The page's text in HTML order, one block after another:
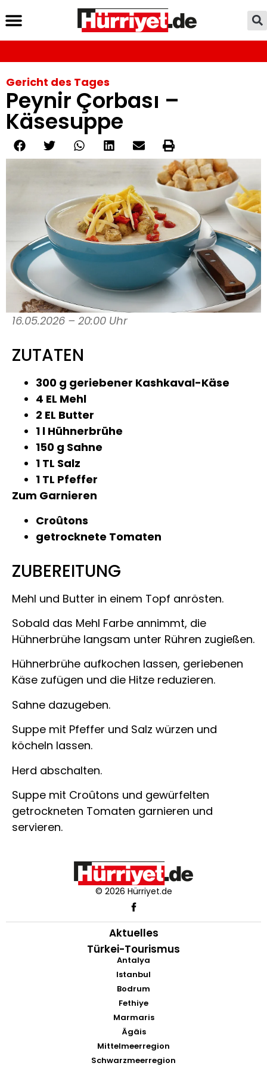
Gericht des Tages
Peynir Çorbası –
Käsesuppe
16.05.2026 – 20:00 Uhr
ZUTATEN
300 g geriebener Kashkaval-Käse
4 EL Mehl
2 EL Butter
1 l Hühnerbrühe
150 g Sahne
1 TL Salz
1 TL Pfeffer
Zum Garnieren
Croûtons
getrocknete Tomaten
ZUBEREITUNG
Mehl und Butter in einem Topf anrösten.
Sobald das Mehl Farbe annimmt, die
Hühnerbrühe langsam unter Rühren zugießen.
Hühnerbrühe aufkochen lassen, geriebenen
Käse zufügen und die Hitze reduzieren.
Sahne dazugeben.
Suppe mit Pfeffer und Salz würzen und
köcheln lassen.
Herd abschalten.
Suppe mit Croûtons und gewürfelten
getrockneten Tomaten garnieren und
servieren.
© 2026 Hürriyet.de
Aktuelles
Türkei-Tourismus
Antalya
Istanbul
Bodrum
Fethiye
Marmaris
Ägäis
Mittelmeerregion
Schwarzmeerregion